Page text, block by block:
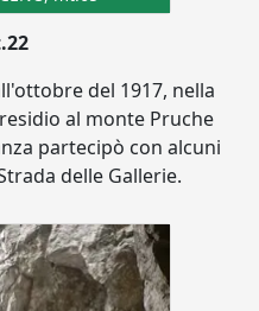
del 1917, nella
al monte Pruche
partecipò con alcuni
delle Gallerie.